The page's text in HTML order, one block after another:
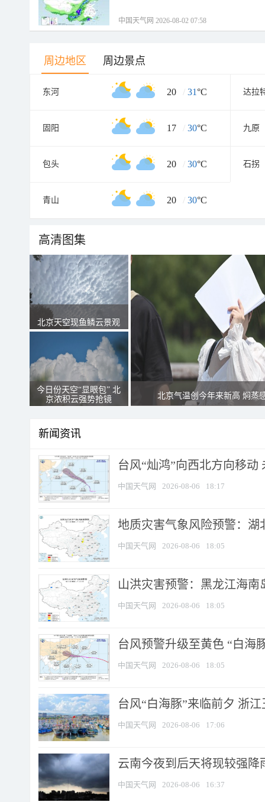
中国天气网 2026-08-02 07:58
周边地区 周边景点
东河 20 / 31°C 达拉
固阳 17 / 30°C 九原
包头 20 / 30°C 石拐
青山 20 / 30°C
高清图集
北京天空现鱼鳞云景观
今日份天空“显眼包” 北
京浓积云强势抢镜
北京气温创今年来新高 焖蒸
新闻资讯
台风“灿鸿”向西北方向移动
中国天气网 2026-08-06 18:17
地质灾害气象风险预警：湖
中国天气网 2026-08-06 18:05
山洪灾害预警：黑龙江海
中国天气网 2026-08-06 18:05
台风预警升级至黄色 “白海
中国天气网 2026-08-06 18:05
台风“白海豚”来临前夕 浙
中国天气网 2026-08-06 17:06
云南今夜到后天将现较强降
中国天气网 2026-08-06 16:37